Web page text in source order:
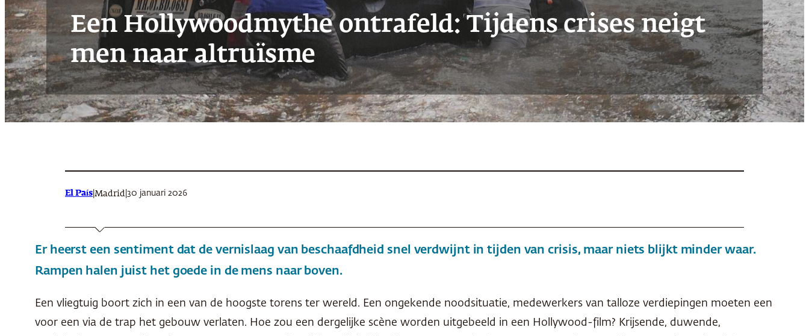
Een Hollywoodmythe ontrafeld: Tijdens crises neigt
men naar altruïsme
El País Madrid 30 januari 2026
Er heerst een sentiment dat de vernislaag van beschaafdheid snel verdwijnt in tijden van crisis, maar niets blijkt minder waar.
Rampen halen juist het goede in de mens naar boven.
Een vliegtuig boort zich in een van de hoogste torens ter wereld. Een ongekende noodsituatie, medewerkers van talloze verdiepingen moeten een
voor een via de trap het gebouw verlaten. Hoe zou een dergelijke scène worden uitgebeeld in een Hollywood-film? Krijsende, duwende,